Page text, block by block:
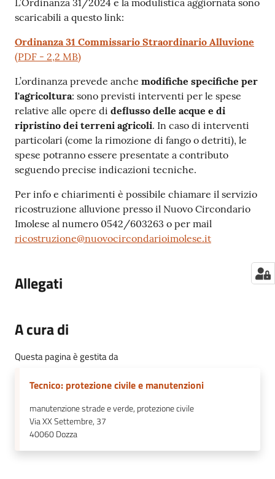
L’Ordinanza 31/2024 e la modulistica aggiornata sono
scaricabili a questo link:
Ordinanza 31 Commissario Straordinario Alluvione
(PDF - 2,2 MB)
L’ordinanza prevede anche modifiche specifiche per
l'agricoltura: sono previsti interventi per le spese
relative alle opere di deflusso delle acque e di
ripristino dei terreni agricoli. In caso di interventi
particolari (come la rimozione di fango o detriti), le
spese potranno essere presentate a contributo
seguendo precise indicazioni tecniche.
Per info e chiarimenti è possibile chiamare il servizio
ricostruzione alluvione presso il Nuovo Circondario
Imolese al numero 0542/603263 o per mail
ricostruzione@nuovocircondarioimolese.it
Allegati
A cura di
Questa pagina è gestita da
Tecnico: protezione civile e manutenzioni
manutenzione strade e verde, protezione civile
Via XX Settembre, 37
40060Dozza